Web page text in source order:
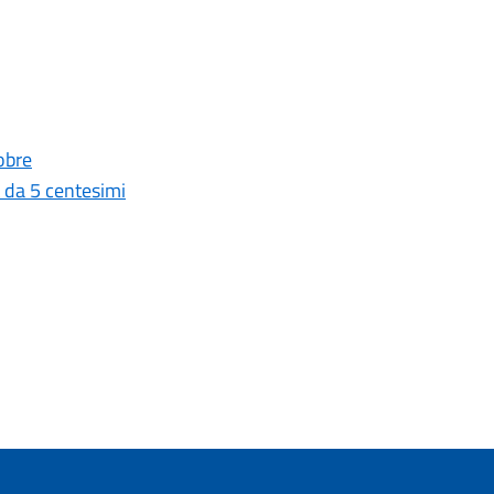
5 centesimi